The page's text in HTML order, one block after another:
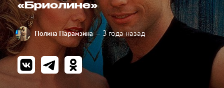
«Бриолине»
Полина Парамзина — 3 года назад